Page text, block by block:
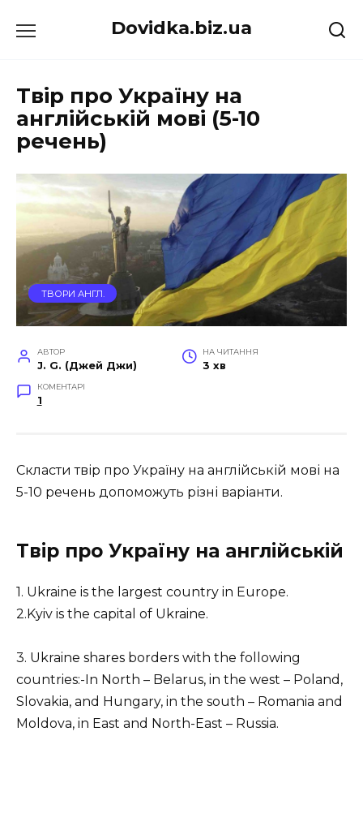
до
Dovidka.biz.ua
Твір про Україну на
англійській мові (5-10
речень)
ТВОРИ АНГЛ.
АВТОР
J. G. (Джей Джи)
НА ЧИТАННЯ
3 хв
КОМЕНТАРІ
1
Скласти твір про Україну на англійській мові на
5-10 речень допоможуть різні варіанти.
Твір про Україну на англійській
1. Ukraine is the largest country in Europe.
2.Kyiv is the capital of Ukraine.
3. Ukraine shares borders with the following
countries:-In North – Belarus, in the west – Poland,
Slovakia, and Hungary, in the south – Romania and
Moldova, in East and North-East – Russia.